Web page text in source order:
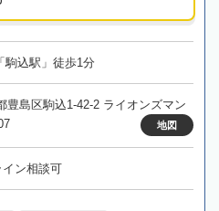
駒込駅」徒歩1分
豊島区駒込1-42-2 ライオンズマン
地図
ン相談可